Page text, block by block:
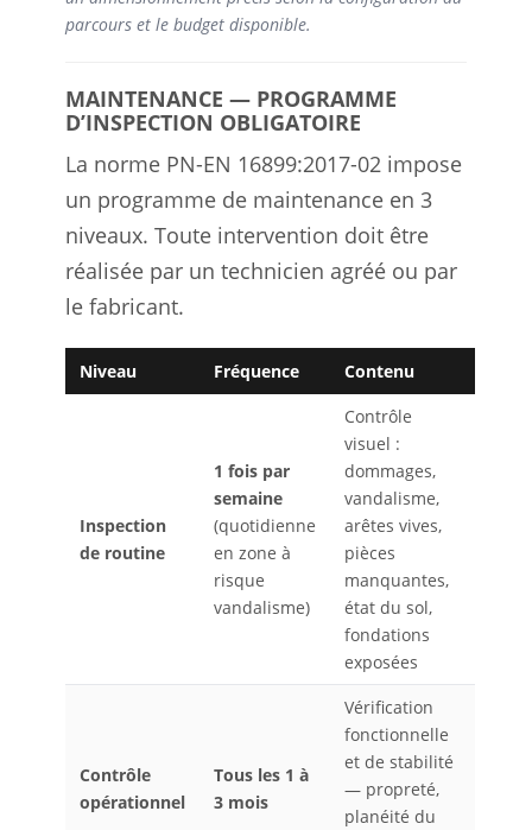
parcours et le budget disponible.
MAINTENANCE — PROGRAMME
D’INSPECTION OBLIGATOIRE
La norme PN-EN 16899:2017-02 impose
un programme de maintenance en 3
niveaux. Toute intervention doit être
réalisée par un technicien agréé ou par
le fabricant.
Niveau Fréquence Contenu
Inspection
de routine
1 fois par
semaine
(quotidienne
en zone à
risque
vandalisme)
Contrôle
visuel :
dommages,
vandalisme,
arêtes vives,
pièces
manquantes,
état du sol,
fondations
exposées
Contrôle
opérationnel
Tous les 1 à
3 mois
Vérification
fonctionnelle
et de stabilité
— propreté,
planéité du